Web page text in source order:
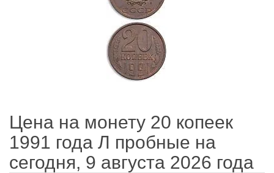
Цена на монету 20 копеек
1991 года Л пробные на
сегодня, 9 августа 2026 года